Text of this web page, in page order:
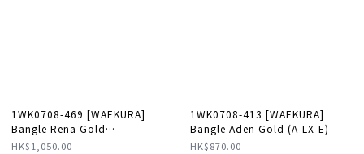
1WK0708-469 [WAEKURA]
Bangle Rena Gold
#WAEBRT30008000X (A-LX-E)
HK$1,050.00
1WK0708-413 [WAEKURA]
Bangle Aden Gold (A-LX-E)
HK$870.00